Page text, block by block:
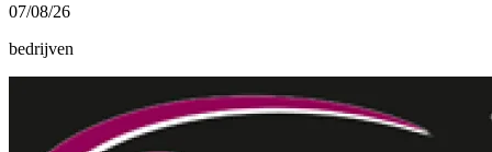
07/08/26
bedrijven